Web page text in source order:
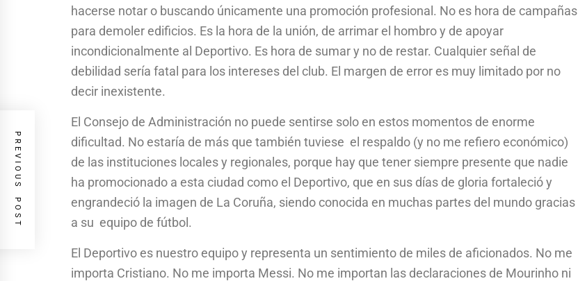
hacerse notar o buscando únicamente una promoción profesional. No es hora de campañas
para demoler edificios. Es la hora de la unión, de arrimar el hombro y de apoyar
incondicionalmente al Deportivo. Es hora de sumar y no de restar. Cualquier señal de
debilidad sería fatal para los intereses del club. El margen de error es muy limitado por no
decir inexistente.
El Consejo de Administración no puede sentirse solo en estos momentos de enorme
dificultad. No estaría de más que también tuviese el respaldo (y no me refiero económico)
de las instituciones locales y regionales, porque hay que tener siempre presente que nadie
ha promocionado a esta ciudad como el Deportivo, que en sus días de gloria fortaleció y
engrandeció la imagen de La Coruña, siendo conocida en muchas partes del mundo gracias
a su equipo de fútbol.
El Deportivo es nuestro equipo y representa un sentimiento de miles de aficionados. No me
importa Cristiano. No me importa Messi. No me importan las declaraciones de Mourinho ni
PREVIOUS POST